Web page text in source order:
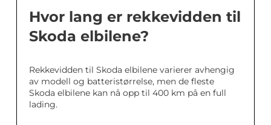
Hvor lang er rekkevidden til
Skoda elbilene?
Rekkevidden til Skoda elbilene varierer avhengig
av modell og batteristørrelse, men de fleste
Skoda elbilene kan nå opp til 400 km på en full
lading.